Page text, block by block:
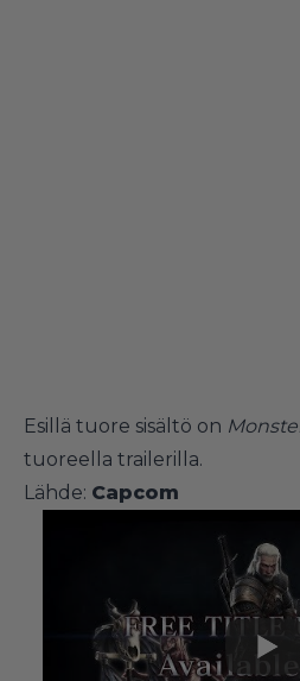
Esillä tuore sisältö on
tuoreella trailerilla.
Lähde: Capcom